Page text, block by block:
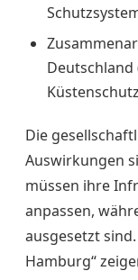
Deutschland
Küstenschutz
Die
Auswirkungen
müssen ihre
anpassen,
ausgesetzt
Hamburg“